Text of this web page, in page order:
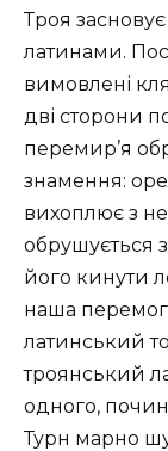
Троя засновує
латинами.
вимовлені
дві сторони
перемир’я
знамення:
вихоплює з
обрушується
його кинути
наша
латинський
троянський
одного,
Турн марно